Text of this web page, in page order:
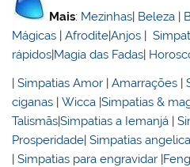
Mais: Mezinhas| Beleza |
Mágicas |Afrodite|Anjos |
rápidos|Magia das Fadas|
|Simpatias Amor |Amarrações |
ciganas |Wicca |Simpatias &
Talismãs|Simpatias a Iemanjá |
Prosperidade|Simpatias
|Simpatias para engravidar |